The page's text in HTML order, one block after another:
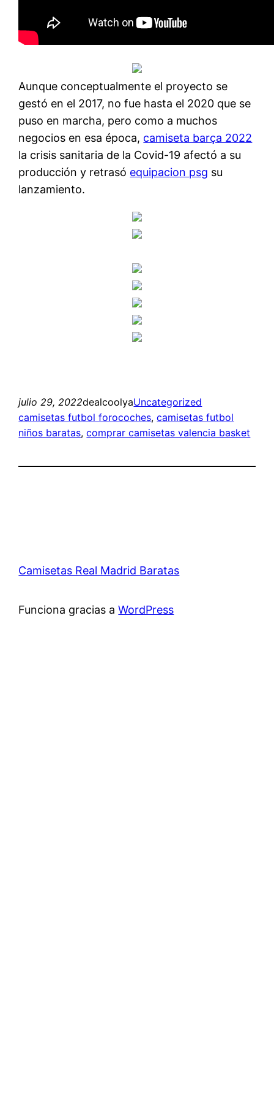
Aunque conceptualmente el proyecto se
gestó en el 2017, no fue hasta el 2020 que se
puso en marcha, pero como a muchos
negocios en esa época, camiseta barça 2022
la crisis sanitaria de la Covid-19 afectó a su
producción y retrasó equipacion psg su
lanzamiento.
julio 29, 2022dealcoolyaUncategorized
camisetas futbol forocoches, camisetas futbol
niños baratas, comprar camisetas valencia basket
Camisetas Real Madrid Baratas
Funciona gracias aWordPress